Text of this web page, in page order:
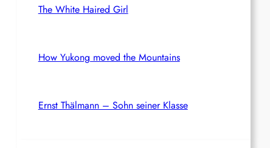
The White Haired Girl
How Yukong moved the Mountains
Ernst Thälmann – Sohn seiner Klasse